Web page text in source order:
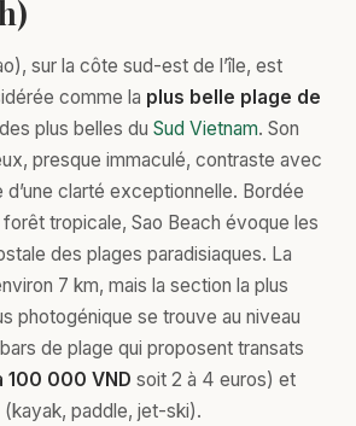
sur la côte sud-est de l’île, est
comme la plus belle plage de
plus belles du Sud Vietnam. Son
presque immaculé, contraste avec
clarté exceptionnelle. Bordée
tropicale, Sao Beach évoque les
des plages paradisiaques. La
7 km, mais la section la plus
photogénique se trouve au niveau
de plage qui proposent transats
100 000 VND soit 2 à 4 euros) et
paddle, jet-ski).